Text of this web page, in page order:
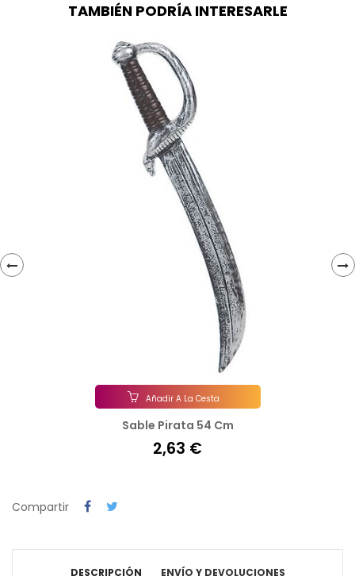
TAMBIÉN PODRÍA INTERESARLE
Añadir A La Cesta
Sable Pirata 54 Cm
2,63 €
Compartir
DESCRIPCIÓN ENVÍO Y DEVOLUCIONES